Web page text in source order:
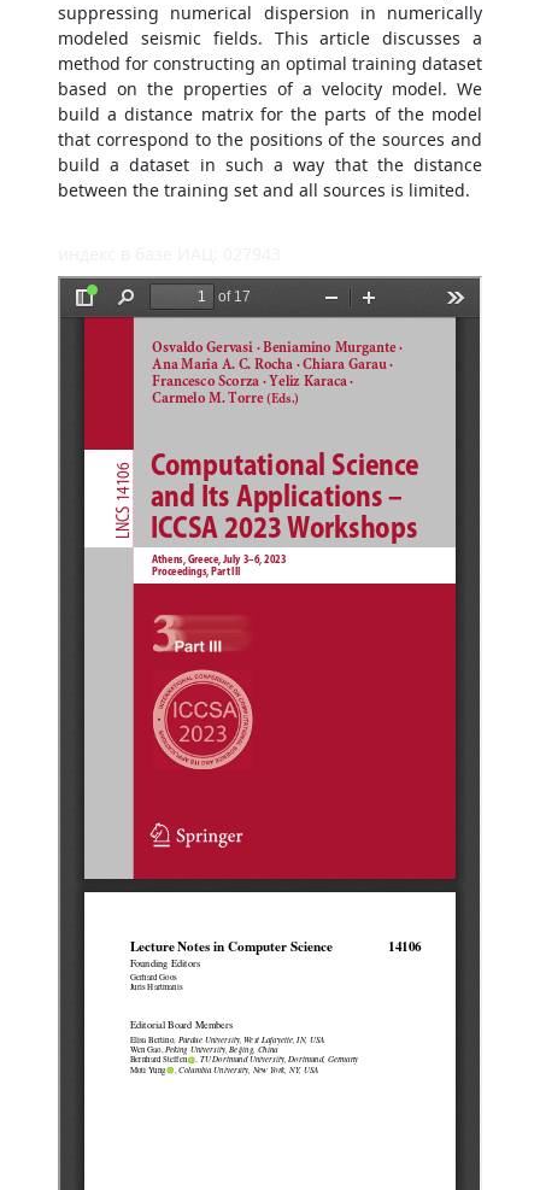
suppressing numerical dispersion in numerically
modeled seismic fields. This article discusses a
method for constructing an optimal training dataset
based on the properties of a velocity model. We
build a distance matrix for the parts of the model
that correspond to the positions of the sources and
build a dataset in such a way that the distance
between the training set and all sources is limited.